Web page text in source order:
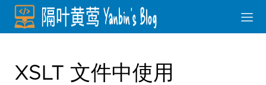
XSLT 文件中使用